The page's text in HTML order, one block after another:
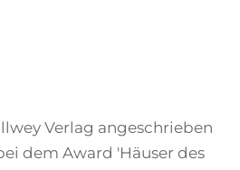
Verlag angeschrieben
dem Award 'Häuser des